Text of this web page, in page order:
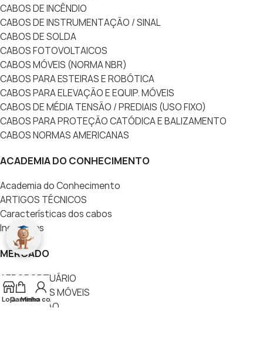
CABOS DE INCÊNDIO
CABOS DE INSTRUMENTAÇÃO / SINAL
CABOS DE SOLDA
CABOS FOTOVOLTAICOS
CABOS MÓVEIS (NORMA NBR)
CABOS PARA ESTEIRAS E ROBÓTICA
CABOS PARA ELEVAÇÃO E EQUIP. MÓVEIS
CABOS DE MÉDIA TENSÃO / PREDIAIS (USO FIXO)
CABOS PARA PROTEÇÃO CATÓDICA E BALIZAMENTO
CABOS NORMAS AMERICANAS
ACADEMIA DO CONHECIMENTO
Academia do Conhecimento
ARTIGOS TÉCNICOS
Características dos cabos
Inovações
MERCADO
AEROPORTUÁRIO
APLICAÇÕES MÓVEIS
AUTOMAÇÃO
LojaCarrinho
Minha conta